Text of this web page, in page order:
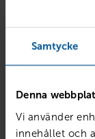
Samtycke
Denna
Vi använder
innehållet och
SKODA
Scout 2.0 TDI
Åtvidaberg
PRIS